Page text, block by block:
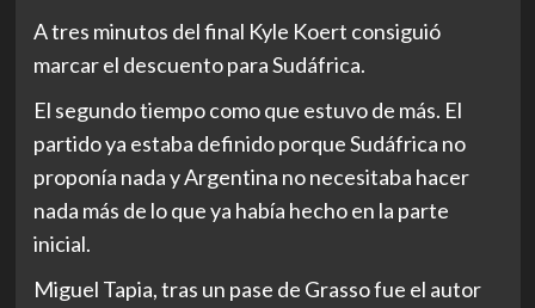
A tres minutos del final Kyle Koert consiguió
marcar el descuento para Sudáfrica.
El segundo tiempo como que estuvo de más. El
partido ya estaba definido porque Sudáfrica no
proponía nada y Argentina no necesitaba hacer
nada más de lo que ya había hecho en la parte
inicial.
Miguel Tapia, tras un pase de Grasso fue el autor